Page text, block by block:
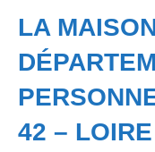
LA
42 –